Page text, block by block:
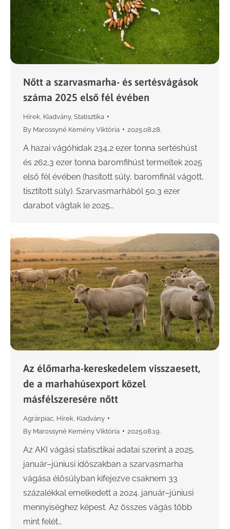
Nőtt a szarvasmarha- és sertésvágások
száma 2025 első fél évében
Hírek Kiadvány, Statisztika
By Marossyné Kemény Viktória 2025.08.28.
A hazai vágóhidak 234,2 ezer tonna sertéshúst
és 262,3 ezer tonna baromfihúst termeltek 2025
első fél évében (hasított súly, baromfinál vágott,
tisztított súly). Szarvasmarhából 50,3 ezer
darabot vágtak le 2025…
Az élőmarha-kereskedelem visszaesett,
de a marhahúsexport közel
másfélszeresére nőtt
Agrárpiac Hírek Kiadvány
By Marossyné Kemény Viktória 2025.08.19.
Az AKI vágási statisztikai adatai szerint a 2025.
január–júniusi időszakban a szarvasmarha
vágása élősúlyban kifejezve csaknem 33
százalékkal emelkedett a 2024. január–júniusi
mennyiséghez képest. Az összes vágás több
mint felét…